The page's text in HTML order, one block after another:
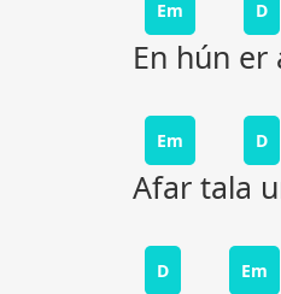
Em D
En hún
Em D
Afar tala
D Em